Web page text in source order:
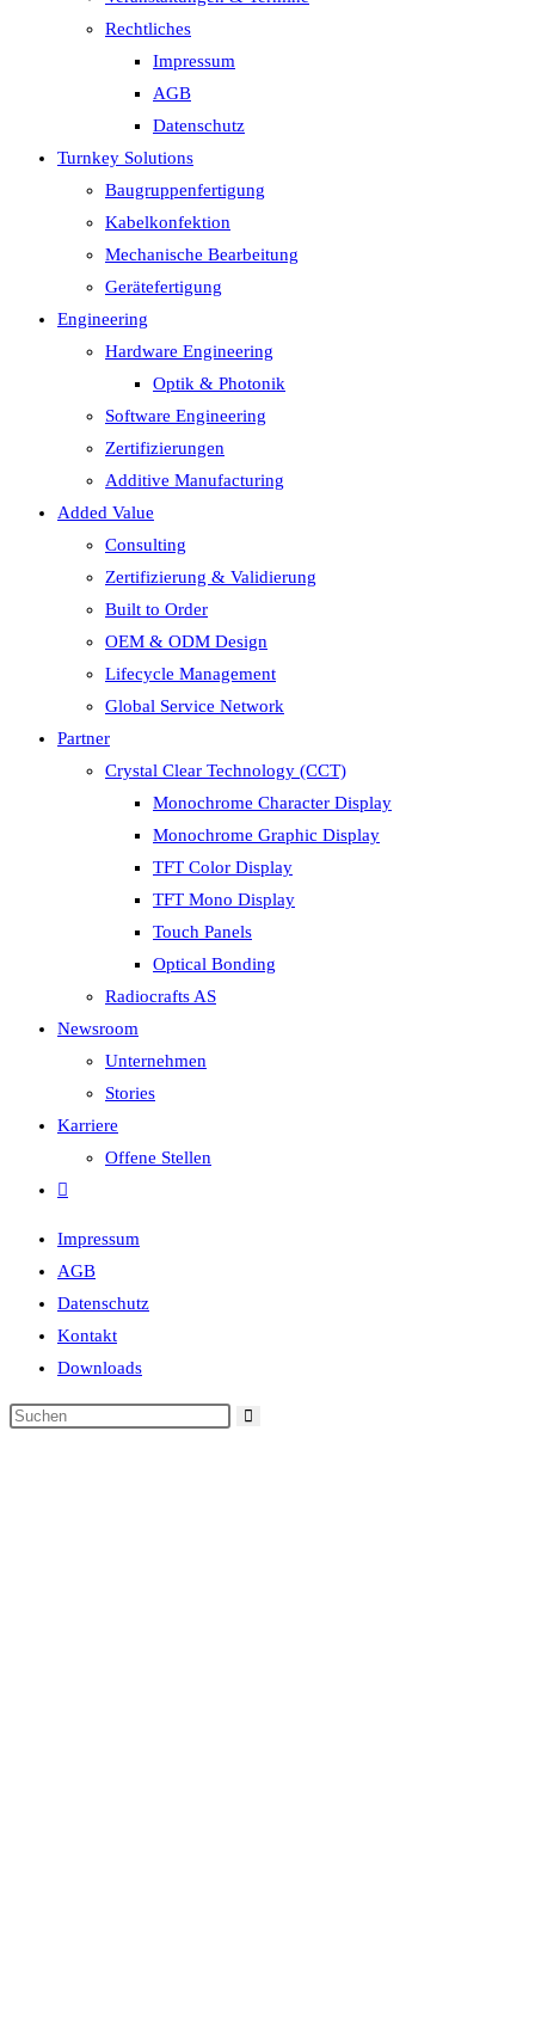
Rechtliches
Impressum
AGB
Datenschutz
Turnkey Solutions
Baugruppenfertigung
Kabelkonfektion
Mechanische Bearbeitung
Gerätefertigung
Engineering
Hardware Engineering
Optik & Photonik
Software Engineering
Zertifizierungen
Additive Manufacturing
Added Value
Consulting
Zertifizierung & Validierung
Built to Order
OEM & ODM Design
Lifecycle Management
Global Service Network
Partner
Crystal Clear Technology (CCT)
Monochrome Character Display
Monochrome Graphic Display
TFT Color Display
TFT Mono Display
Touch Panels
Optical Bonding
Radiocrafts AS
Newsroom
Unternehmen
Stories
Karriere
Offene Stellen
Impressum
AGB
Datenschutz
Kontakt
Downloads